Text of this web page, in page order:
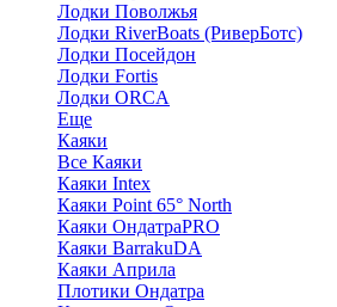
Лодки Поволжья
Лодки RiverBoats (РиверБотс)
Лодки Посейдон
Лодки Fortis
Лодки ORCA
Еще
Каяки
Все Каяки
Каяки Intex
Каяки Point 65° North
Каяки ОндатраPRO
Каяки BarrakuDA
Каяки Априла
Плотики Ондатра